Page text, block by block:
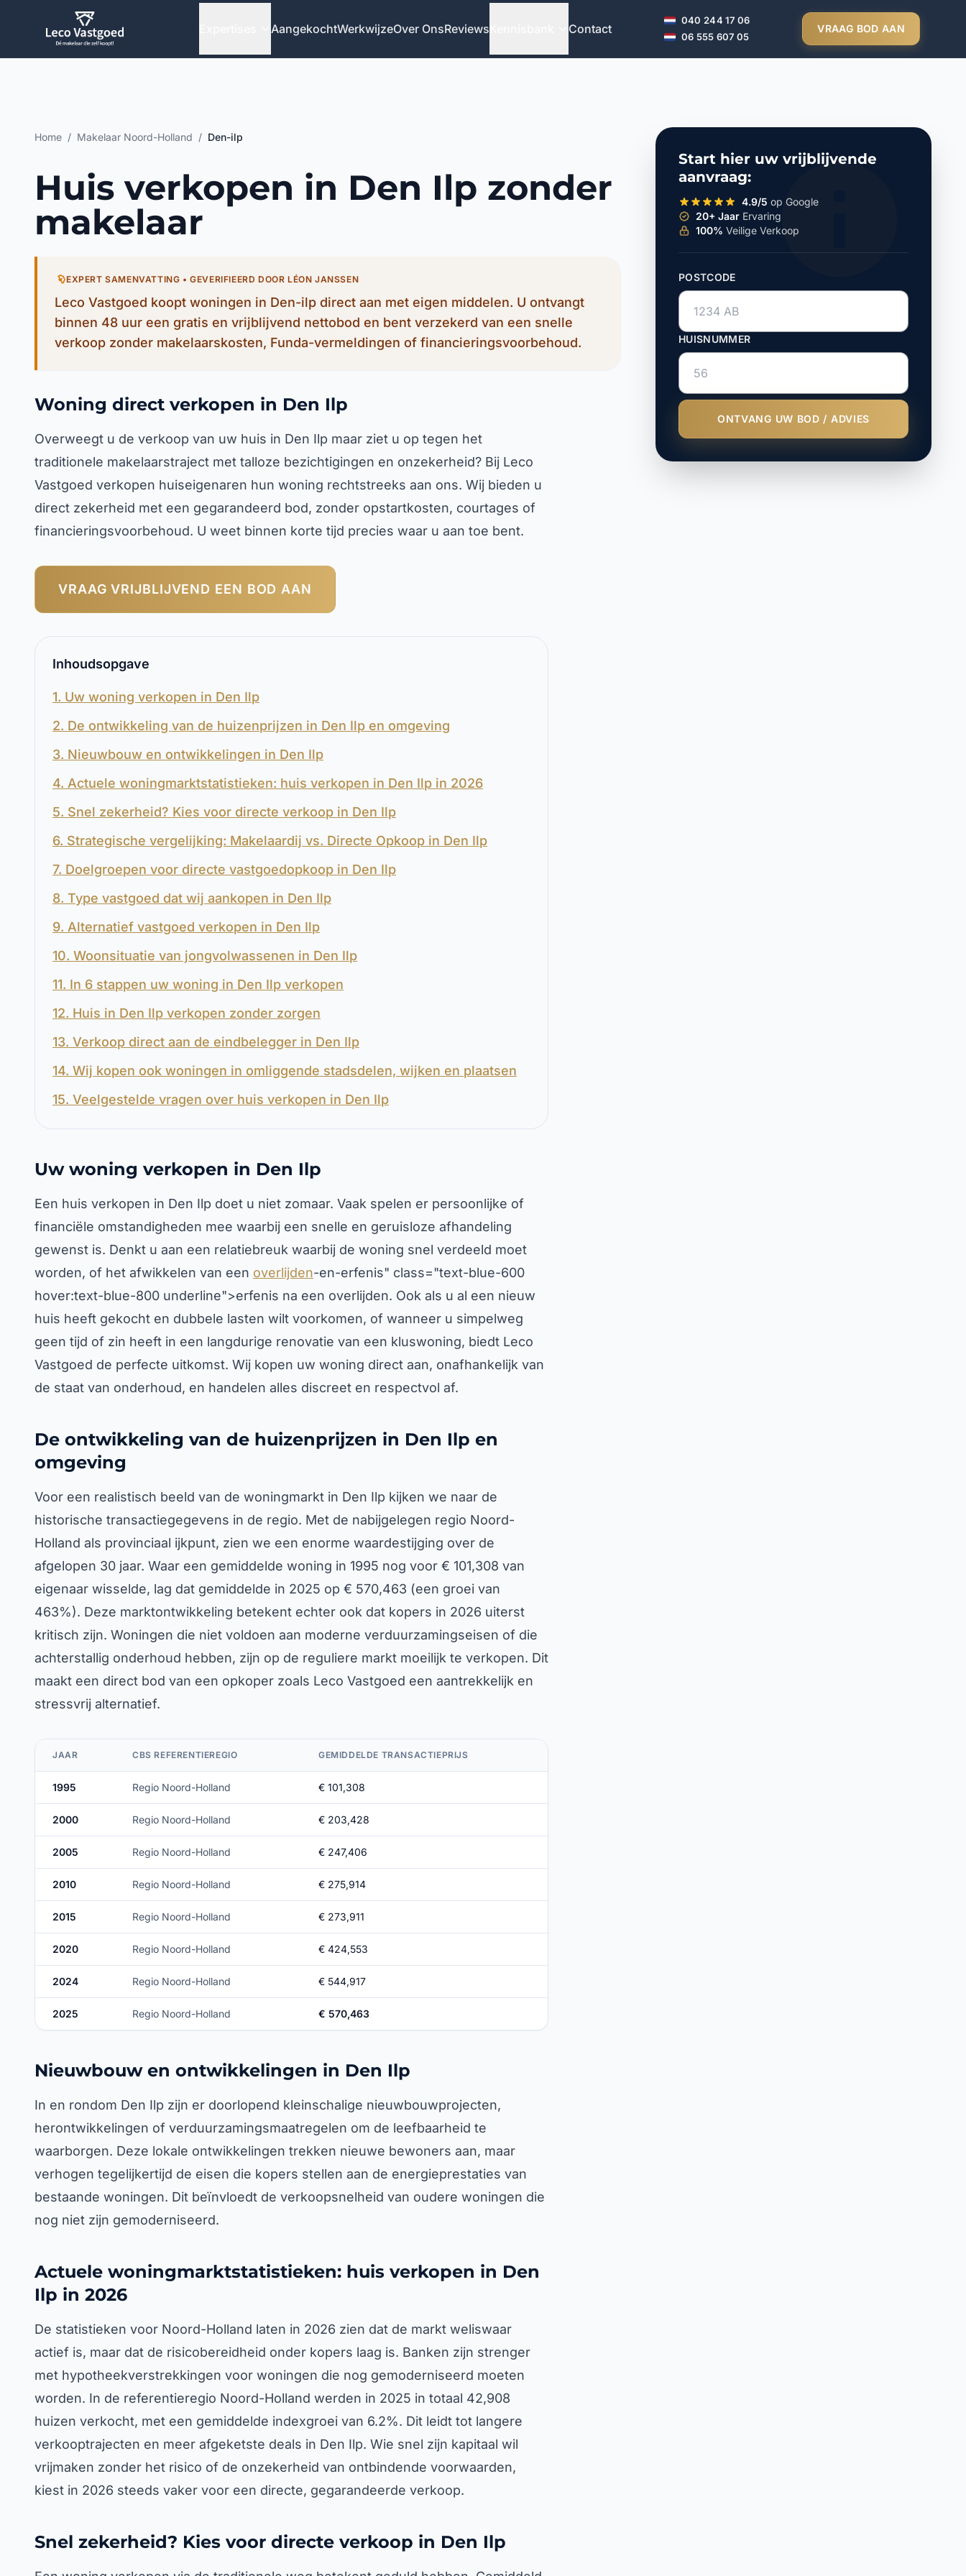
Ga direct naar inhoud
AangekochtWerkwijzeOver OnsReviews Contact
040 244 17 06
06 555 607 05
VRAAG BOD AAN
Home / Makelaar Noord-Holland / Den-ilp
Huis verkopen in Den Ilp zonder
makelaar
EXPERT SAMENVATTING • GEVERIFIEERD DOOR LÉON JANSSEN
Leco Vastgoed koopt woningen in Den-ilp direct aan met eigen middelen. U ontvangt
binnen 48 uur een gratis en vrijblijvend nettobod en bent verzekerd van een snelle
verkoop zonder makelaarskosten, Funda-vermeldingen of financieringsvoorbehoud.
Woning direct verkopen in Den Ilp
Overweegt u de verkoop van uw huis in Den Ilp maar ziet u op tegen het
traditionele makelaarstraject met talloze bezichtigingen en onzekerheid? Bij Leco
Vastgoed verkopen huiseigenaren hun woning rechtstreeks aan ons. Wij bieden u
direct zekerheid met een gegarandeerd bod, zonder opstartkosten, courtages of
financieringsvoorbehoud. U weet binnen korte tijd precies waar u aan toe bent.
VRAAG VRIJBLIJVEND EEN BOD AAN
Inhoudsopgave
1. Uw woning verkopen in Den Ilp
2. De ontwikkeling van de huizenprijzen in Den Ilp en omgeving
3. Nieuwbouw en ontwikkelingen in Den Ilp
4. Actuele woningmarktstatistieken: huis verkopen in Den Ilp in 2026
5. Snel zekerheid? Kies voor directe verkoop in Den Ilp
6. Strategische vergelijking: Makelaardij vs. Directe Opkoop in Den Ilp
7. Doelgroepen voor directe vastgoedopkoop in Den Ilp
8. Type vastgoed dat wij aankopen in Den Ilp
9. Alternatief vastgoed verkopen in Den Ilp
10. Woonsituatie van jongvolwassenen in Den Ilp
11. In 6 stappen uw woning in Den Ilp verkopen
12. Huis in Den Ilp verkopen zonder zorgen
13. Verkoop direct aan de eindbelegger in Den Ilp
14. Wij kopen ook woningen in omliggende stadsdelen, wijken en plaatsen
15. Veelgestelde vragen over huis verkopen in Den Ilp
Uw woning verkopen in Den Ilp
Een huis verkopen in Den Ilp doet u niet zomaar. Vaak spelen er persoonlijke of
financiële omstandigheden mee waarbij een snelle en geruisloze afhandeling
gewenst is. Denkt u aan een relatiebreuk waarbij de woning snel verdeeld moet
worden, of het afwikkelen van een overlijden-en-erfenis" class="text-blue-600
hover:text-blue-800 underline">erfenis na een overlijden. Ook als u al een nieuw
huis heeft gekocht en dubbele lasten wilt voorkomen, of wanneer u simpelweg
geen tijd of zin heeft in een langdurige renovatie van een kluswoning, biedt Leco
Vastgoed de perfecte uitkomst. Wij kopen uw woning direct aan, onafhankelijk van
de staat van onderhoud, en handelen alles discreet en respectvol af.
De ontwikkeling van de huizenprijzen in Den Ilp en
omgeving
Voor een realistisch beeld van de woningmarkt in Den Ilp kijken we naar de
historische transactiegegevens in de regio. Met de nabijgelegen regio Noord-
Holland als provinciaal ijkpunt, zien we een enorme waardestijging over de
afgelopen 30 jaar. Waar een gemiddelde woning in 1995 nog voor € 101,308 van
eigenaar wisselde, lag dat gemiddelde in 2025 op € 570,463 (een groei van
463%). Deze marktontwikkeling betekent echter ook dat kopers in 2026 uiterst
kritisch zijn. Woningen die niet voldoen aan moderne verduurzamingseisen of die
achterstallig onderhoud hebben, zijn op de reguliere markt moeilijk te verkopen. Dit
maakt een direct bod van een opkoper zoals Leco Vastgoed een aantrekkelijk en
stressvrij alternatief.
JAAR CBS REFERENTIEREGIO GEMIDDELDE TRANSACTIEPRIJS
1995 Regio Noord-Holland € 101,308
2000 Regio Noord-Holland € 203,428
2005 Regio Noord-Holland € 247,406
2010 Regio Noord-Holland € 275,914
2015 Regio Noord-Holland € 273,911
2020 Regio Noord-Holland € 424,553
2024 Regio Noord-Holland € 544,917
2025 Regio Noord-Holland € 570,463
Nieuwbouw en ontwikkelingen in Den Ilp
In en rondom Den Ilp zijn er doorlopend kleinschalige nieuwbouwprojecten,
herontwikkelingen of verduurzamingsmaatregelen om de leefbaarheid te
waarborgen. Deze lokale ontwikkelingen trekken nieuwe bewoners aan, maar
verhogen tegelijkertijd de eisen die kopers stellen aan de energieprestaties van
bestaande woningen. Dit beïnvloedt de verkoopsnelheid van oudere woningen die
nog niet zijn gemoderniseerd.
Actuele woningmarktstatistieken: huis verkopen in Den
Ilp in 2026
De statistieken voor Noord-Holland laten in 2026 zien dat de markt weliswaar
actief is, maar dat de risicobereidheid onder kopers laag is. Banken zijn strenger
met hypotheekverstrekkingen voor woningen die nog gemoderniseerd moeten
worden. In de referentieregio Noord-Holland werden in 2025 in totaal 42,908
huizen verkocht, met een gemiddelde indexgroei van 6.2%. Dit leidt tot langere
verkooptrajecten en meer afgeketste deals in Den Ilp. Wie snel zijn kapitaal wil
vrijmaken zonder het risico of de onzekerheid van ontbindende voorwaarden,
kiest in 2026 steeds vaker voor een directe, gegarandeerde verkoop.
Snel zekerheid? Kies voor directe verkoop in Den Ilp
Start hier uw vrijblijvende
aanvraag:
4.9/5 op Google
20+ Jaar Ervaring
100% Veilige Verkoop
POSTCODE
HUISNUMMER
ONTVANG UW BOD / ADVIES